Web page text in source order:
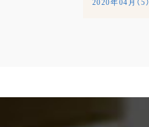
2020年04月（5）